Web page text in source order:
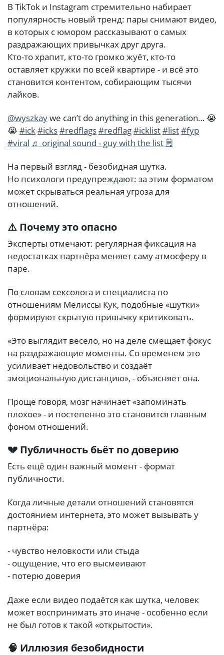
В TikTok и Instagram стремительно набирает
популярность новый тренд: пары снимают видео,
в которых с юмором рассказывают о самых
раздражающих привычках друг друга.
Кто-то храпит, кто-то громко жуёт, кто-то
оставляет кружки по всей квартире - и всё это
становится контентом, собирающим тысячи
лайков.
@wyszkaywe can’t do anything in this generation… 😭
😭 #ick#icks#redflags#redflag#icklist#list#fyp
#viral ♬ original sound - guy with the list 🗒️
На первый взгляд - безобидная шутка.
Но психологи предупреждают: за этим форматом
может скрываться реальная угроза для
отношений.
⚠️ Почему это опасно
Эксперты отмечают: регулярная фиксация на
недостатках партнёра меняет саму атмосферу в
паре.
По словам сексолога и специалиста по
отношениям Мелиссы Кук, подобные «шутки»
формируют скрытую привычку критиковать.
«Это выглядит весело, но на деле смещает фокус
на раздражающие моменты. Со временем это
усиливает недовольство и создаёт
эмоциональную дистанцию», - объясняет она.
Проще говоря, мозг начинает «запоминать
плохое» - и постепенно это становится главным
фоном отношений.
💔 Публичность бьёт по доверию
Есть ещё один важный момент - формат
публичности.
Когда личные детали отношений становятся
достоянием интернета, это может вызывать у
партнёра:
- чувство неловкости или стыда
- ощущение, что его высмеивают
- потерю доверия
Даже если видео подаётся как шутка, человек
может воспринимать это иначе - особенно если
не был готов к такой «открытости».
🧠 Иллюзия безобидности